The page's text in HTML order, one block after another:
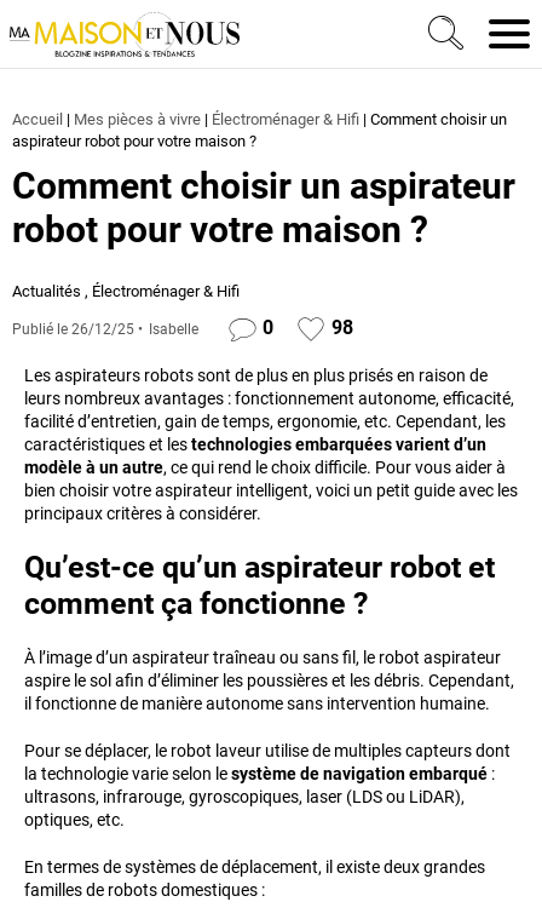
Ma Maison et Nous Construction, rénovation &
Accueil | Mes pièces à vivre | Électroménager & Hifi | Comment choisir un
aspirateur robot pour votre maison ?
Comment choisir un aspirateur
robot pour votre maison ?
Actualités , Électroménager & Hifi
Publié le 26/12/25 Isabelle 0 98
Les aspirateurs robots sont de plus en plus prisés en raison de
leurs nombreux avantages : fonctionnement autonome, efficacité,
facilité d’entretien, gain de temps, ergonomie, etc. Cependant, les
caractéristiques et lestechnologies embarquées varient d’un
modèle à un autre, ce qui rend le choix difficile. Pour vous aider à
bien choisir votre aspirateur intelligent, voici un petit guide avec les
principaux critères à considérer.
Qu’est-ce qu’un aspirateur robot et
comment ça fonctionne ?
À l’image d’un aspirateur traîneau ou sans fil, le robot aspirateur
aspire le sol afin d’éliminer les poussières et les débris. Cependant,
il fonctionne de manière autonome sans intervention humaine.
Pour se déplacer, le robot laveur utilise de multiples capteurs dont
la technologie varie selon lesystème de navigation embarqué :
ultrasons, infrarouge, gyroscopiques, laser (LDS ou LiDAR),
optiques, etc.
En termes de systèmes de déplacement, il existe deux grandes
familles de robots domestiques :